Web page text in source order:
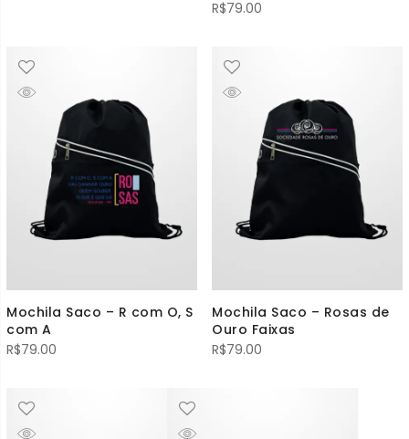
R$79.00
Mochila Saco – R com O, S
com A
R$79.00
Mochila Saco – Rosas de
Ouro Faixas
R$79.00